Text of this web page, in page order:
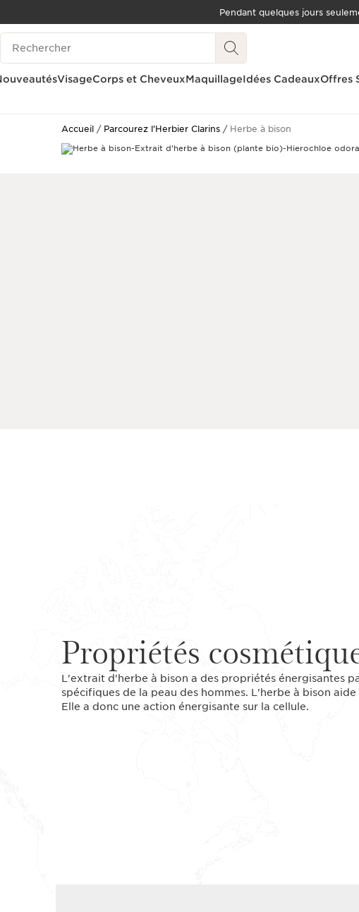
ALLER AU CONTENU
ALLER AU PIED DE PAGE
OUTIL D'ACCESSIBILITÉ
Pendant quelques jours
Historique des recherches
VisageCorps et CheveuxMaquillageIdées CadeauxOffres
Accueil Parcourez l’Herbier Clarins Herbe à bison
Propriétés
L'extrait d'herbe à bison a des propriétés énergisantes
spécifiques de la peau des hommes. L'herbe à bison
Elle a donc une action énergisante sur la cellule.